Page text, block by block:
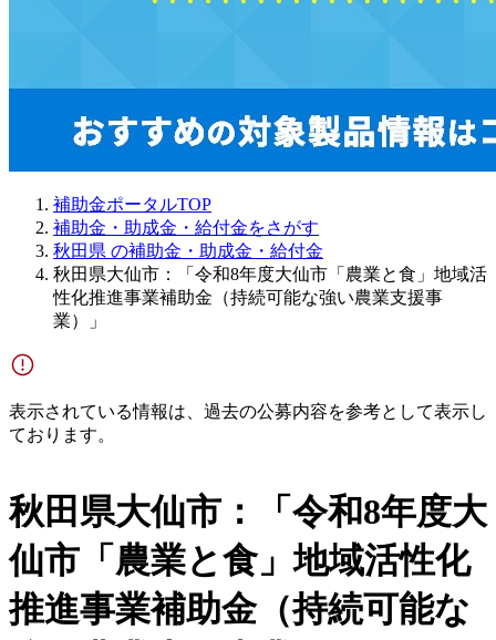
補助金ポータルTOP
補助金・助成金・給付金をさがす
秋田県 の補助金・助成金・給付金
秋田県大仙市：「令和8年度大仙市「農業と食」地域活
性化推進事業補助金（持続可能な強い農業支援事
業）」
表示されている情報は、過去の公募内容を参考として表示し
ております。
秋田県大仙市：「令和8年度大
仙市「農業と食」地域活性化
推進事業補助金（持続可能な